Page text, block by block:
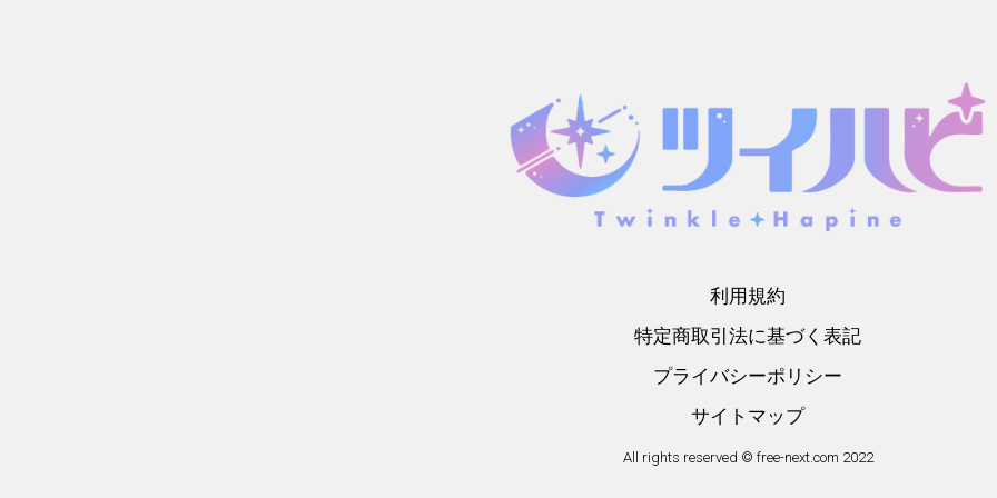
利用規約
特定商取引法に基づく表記
プライバシーポリシー
サイトマップ
All rights reserved © free-next.com 2022